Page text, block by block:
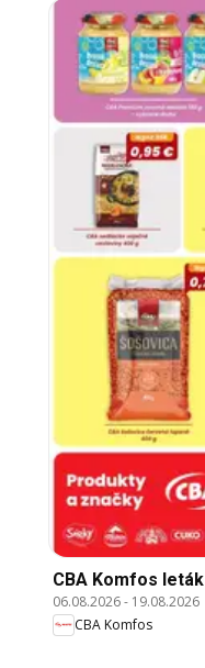
CBA Komfos leták
06.08.2026- 19.08.2026
CBA Komfos